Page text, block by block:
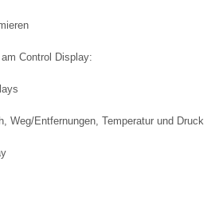
Control Display:
Entfernungen, Temperatur und Druck